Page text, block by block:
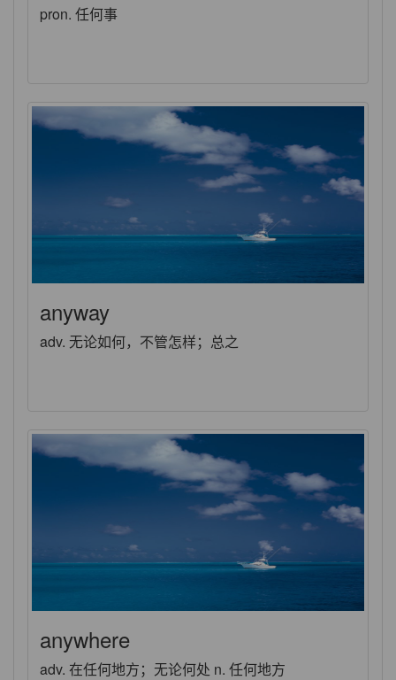
pron. 任何事
anyway
adv. 无论如何，不管怎样；总之
anywhere
adv. 在任何地方；无论何处 n. 任何地方